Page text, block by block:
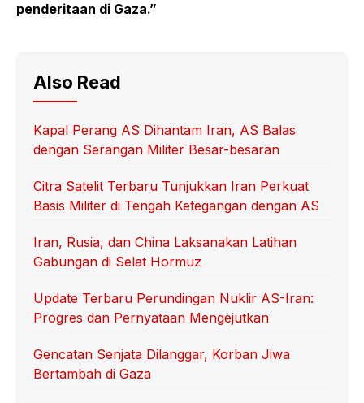
penderitaan di Gaza.”
Also Read
Kapal Perang AS Dihantam Iran, AS Balas
dengan Serangan Militer Besar-besaran
Citra Satelit Terbaru Tunjukkan Iran Perkuat
Basis Militer di Tengah Ketegangan dengan AS
Iran, Rusia, dan China Laksanakan Latihan
Gabungan di Selat Hormuz
Update Terbaru Perundingan Nuklir AS-Iran:
Progres dan Pernyataan Mengejutkan
Gencatan Senjata Dilanggar, Korban Jiwa
Bertambah di Gaza